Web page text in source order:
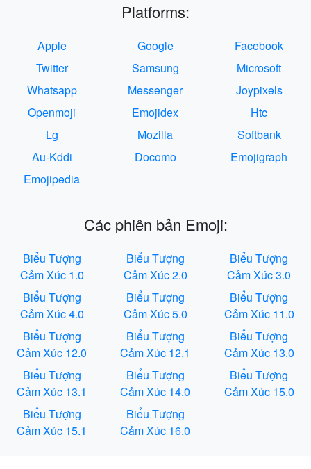
Platforms:
Apple Google
Facebook
Twitter
Samsung
Microsoft
Whatsapp
Messenger
Joypixels
Openmoji
Emojidex
Htc
Lg
Mozilla
Softbank
Au-Kddi
Docomo
Emojigraph
Emojipedia
Các phiên bản Emoji:
Biểu Tượng
Cảm Xúc 1.0
Biểu Tượng
Cảm Xúc 2.0
Biểu Tượng
Cảm Xúc 3.0
Biểu Tượng
Cảm Xúc 4.0
Biểu Tượng
Cảm Xúc 5.0
Biểu Tượng
Cảm Xúc 11.0
Biểu Tượng
Cảm Xúc 12.0
Biểu Tượng
Cảm Xúc 12.1
Biểu Tượng
Cảm Xúc 13.0
Biểu Tượng
Cảm Xúc 13.1
Biểu Tượng
Cảm Xúc 14.0
Biểu Tượng
Cảm Xúc 15.0
Biểu Tượng
Cảm Xúc 15.1
Biểu Tượng
Cảm Xúc 16.0